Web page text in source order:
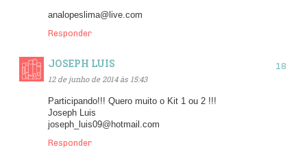
analopeslima@live.com
Responder
JOSEPH LUIS
12 de junho de 2014 às 15:43
Participando!!! Quero muito o Kit 1 ou 2 !!!
Joseph Luis
joseph_luis09@hotmail.com
Responder